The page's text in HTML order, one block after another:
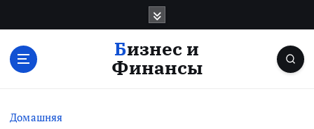
Бизнес и
Финансы
Домашняя